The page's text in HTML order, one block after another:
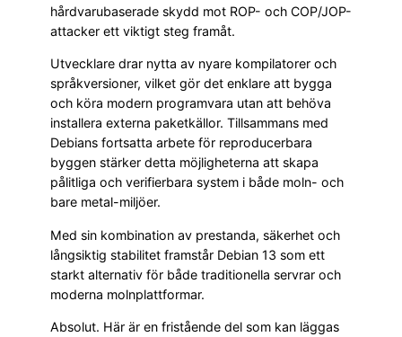
hårdvarubaserade skydd mot ROP- och COP/JOP-
attacker ett viktigt steg framåt.
Utvecklare drar nytta av nyare kompilatorer och
språkversioner, vilket gör det enklare att bygga
och köra modern programvara utan att behöva
installera externa paketkällor. Tillsammans med
Debians fortsatta arbete för reproducerbara
byggen stärker detta möjligheterna att skapa
pålitliga och verifierbara system i både moln- och
bare metal-miljöer.
Med sin kombination av prestanda, säkerhet och
långsiktig stabilitet framstår Debian 13 som ett
starkt alternativ för både traditionella servrar och
moderna molnplattformar.
Absolut. Här är en fristående del som kan läggas